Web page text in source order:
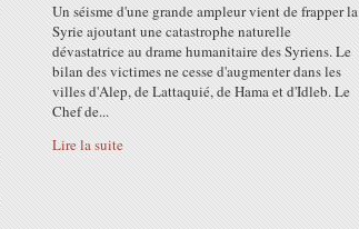
Un séisme d'une grande ampleur vient de frapper la
Syrie ajoutant une catastrophe naturelle
dévastatrice au drame humanitaire des Syriens. Le
bilan des victimes ne cesse d'augmenter dans les
villes d'Alep, de Lattaquié, de Hama et d'Idleb. Le
Chef de...
Lire la suite